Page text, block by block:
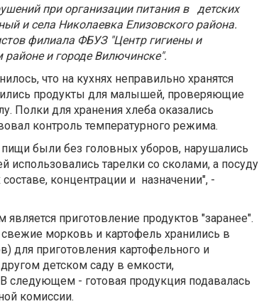
при организации питания в детских
и села Николаевка Елизовского района.
филиала ФБУЗ "Центр гигиены и
и городе Вилючинске".
что на кухнях неправильно хранятся
продукты для малышей, проверяющие
Полки для хранения хлеба оказались
контроль температурного режима.
были без головных уборов, нарушались
использовались тарелки со сколами, а посуду
концентрации и назначении", -
приготовление продуктов "заранее".
морковь и картофель хранились в
для приготовления картофельного и
детском саду в емкости,
следующем - готовая продукция подавалась
комиссии.